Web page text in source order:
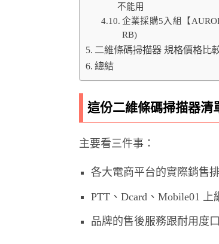
不能用
企業採購5入組【
RB)
二維條碼掃描器 規格價格比
總結
這份二維條碼掃描器清
主要看三件事：
各大電商平台的實際銷售
PTT、Dcard、Mobile01
品牌的售後服務跟耐用度